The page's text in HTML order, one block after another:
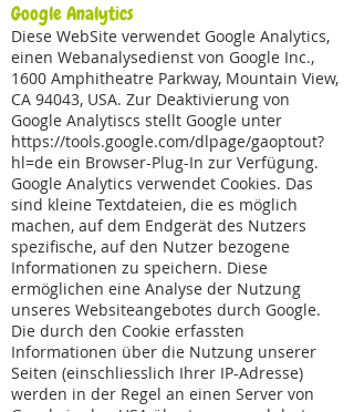
Google Analytics
Diese WebSite verwendet Google Analytics,
einen Webanalysedienst von Google Inc.,
1600 Amphitheatre Parkway, Mountain View,
CA 94043, USA. Zur Deaktivierung von
Google Analytiscs stellt Google unter
https://tools.google.com/dlpage/gaoptout?
hl=de ein Browser-Plug-In zur Verfügung.
Google Analytics verwendet Cookies. Das
sind kleine Textdateien, die es möglich
machen, auf dem Endgerät des Nutzers
spezifische, auf den Nutzer bezogene
Informationen zu speichern. Diese
ermöglichen eine Analyse der Nutzung
unseres Websiteangebotes durch Google.
Die durch den Cookie erfassten
Informationen über die Nutzung unserer
Seiten (einschliesslich Ihrer IP-Adresse)
werden in der Regel an einen Server von